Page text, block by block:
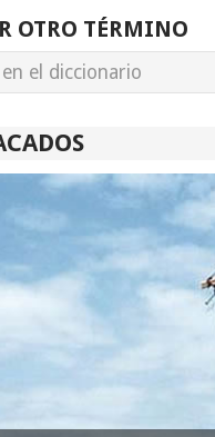
OTRO TÉRMINO